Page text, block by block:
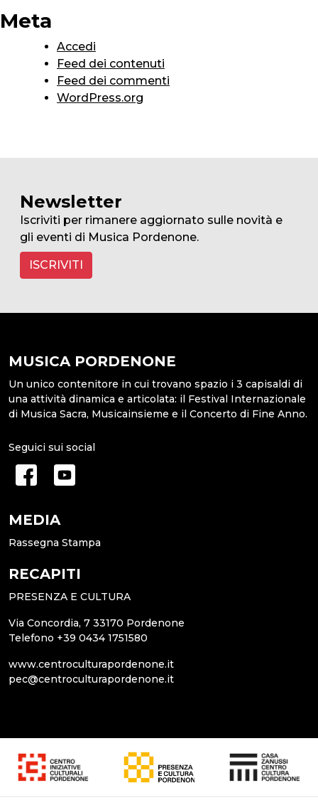
Meta
Accedi
Feed dei contenuti
Feed dei commenti
WordPress.org
Newsletter
Iscriviti per rimanere aggiornato sulle novità e
gli eventi di Musica Pordenone.
ISCRIVITI
MUSICA PORDENONE
Un unico contenitore in cui trovano spazio i 3 capisaldi di
una attività dinamica e articolata: il Festival Internazionale
di Musica Sacra, Musicainsieme e il Concerto di Fine Anno.
Seguici sui social
MEDIA
Rassegna Stampa
RECAPITI
PRESENZA E CULTURA
Via Concordia, 7 33170 Pordenone
Telefono +39 0434 1751580
www.centroculturapordenone.it
pec@centroculturapordenone.it